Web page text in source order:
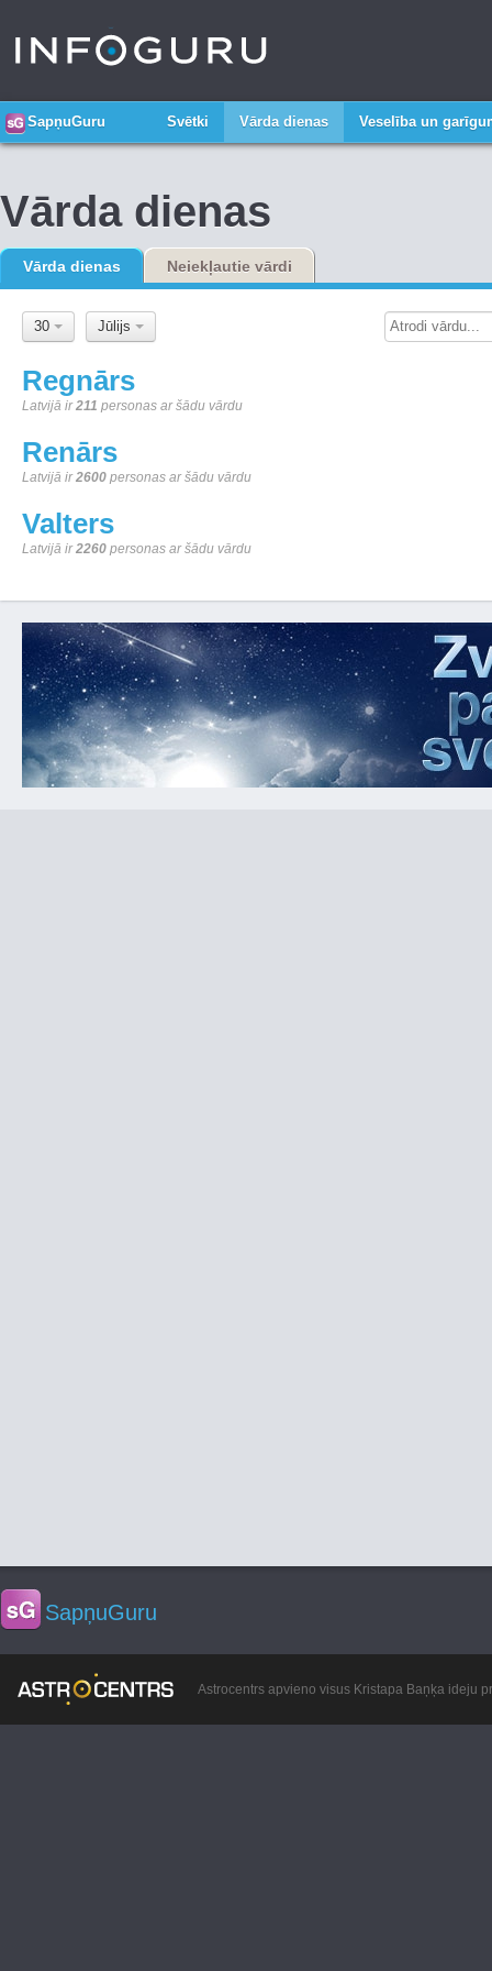
SapņuGuru Svētki Vārda dienas Veselība un
Vārda dienas
Vārda dienas Neiekļautie vārdi
30 Jūlijs
Regnārs
Latvijā ir211 personas ar šādu vārdu
Renārs
Latvijā ir2600 personas ar šādu vārdu
Valters
Latvijā ir2260 personas ar šādu vārdu
SapņuGuru
Astrocentrs apvieno visus Kristapa Baņķa ideju